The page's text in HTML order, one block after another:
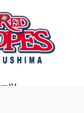
ツ